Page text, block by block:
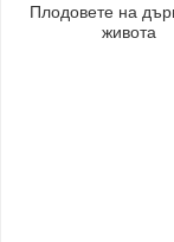
Плодовете на
живота